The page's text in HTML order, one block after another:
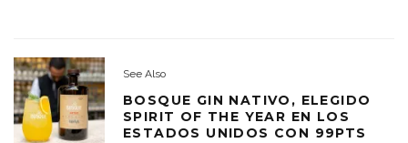
See Also
BOSQUE GIN NATIVO, ELEGIDO
SPIRIT OF THE YEAR EN LOS
ESTADOS UNIDOS CON 99PTS